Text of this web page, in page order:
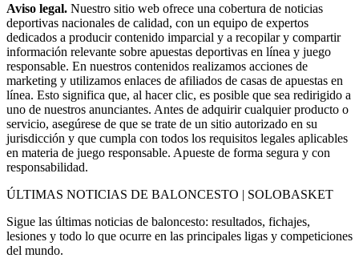
Aviso legal. Nuestro sitio web ofrece una cobertura de noticias
deportivas nacionales de calidad, con un equipo de expertos
dedicados a producir contenido imparcial y a recopilar y compartir
información relevante sobre apuestas deportivas en línea y juego
responsable. En nuestros contenidos realizamos acciones de
marketing y utilizamos enlaces de afiliados de casas de apuestas en
línea. Esto significa que, al hacer clic, es posible que sea redirigido a
uno de nuestros anunciantes. Antes de adquirir cualquier producto o
servicio, asegúrese de que se trate de un sitio autorizado en su
jurisdicción y que cumpla con todos los requisitos legales aplicables
en materia de juego responsable. Apueste de forma segura y con
responsabilidad.
ÚLTIMAS NOTICIAS DE BALONCESTO | SOLOBASKET
Sigue las últimas noticias de baloncesto: resultados, fichajes,
lesiones y todo lo que ocurre en las principales ligas y competiciones
del mundo.